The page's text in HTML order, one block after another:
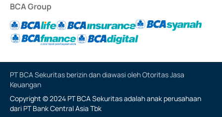
BCA Group
PT BCA Sekuritas berizin dan diawasi oleh Otoritas Jasa
Keuangan
Copyright © 2024 PT BCA Sekuritas adalah anak perusahaan
dari PT Bank Central Asia Tbk